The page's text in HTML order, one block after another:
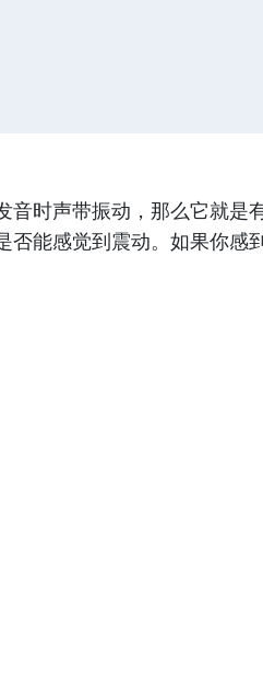
音时声带振动，那么它就是
能感觉到震动。如果你感